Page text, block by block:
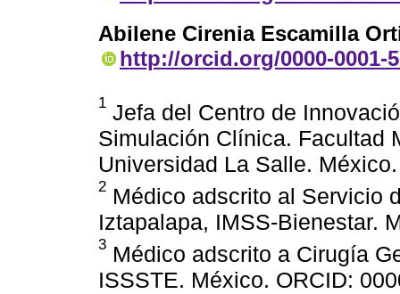
Abilene Cirenia Escamilla
http://orcid.org/0000-0001-
1 Jefa del Centro de
Simulación Clínica. Facultad
Universidad La Salle.
2 Médico adscrito al Servicio
Iztapalapa, IMSS-Bienestar.
3 Médico adscrito a Cirugía
ISSSTE. México. ORCID: